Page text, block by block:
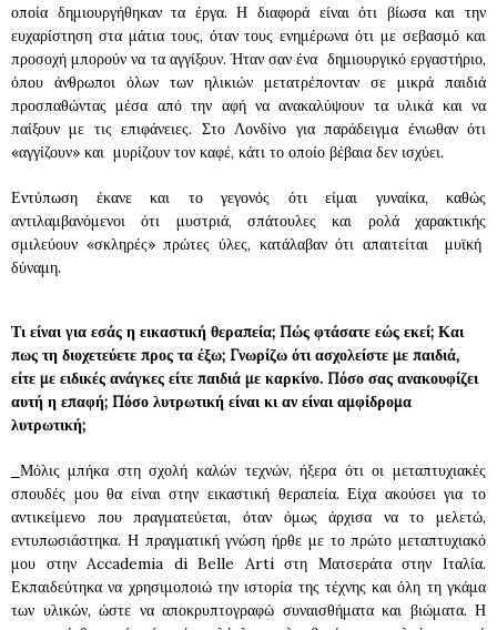
οποία δημιουργήθηκαν τα έργα. Η διαφορά είναι ότι βίωσα και την
ευχαρίστηση στα μάτια τους, όταν τους ενημέρωνα ότι με σεβασμό και
προσοχή μπορούν να τα αγγίξουν. Ήταν σαν ένα δημιουργικό εργαστήριο,
όπου άνθρωποι όλων των ηλικιών μετατρέπονταν σε μικρά παιδιά
προσπαθώντας μέσα από την αφή να ανακαλύψουν τα υλικά και να
παίξουν με τις επιφάνειες. Στο Λονδίνο για παράδειγμα ένιωθαν ότι
«αγγίζουν» και μυρίζουν τον καφέ, κάτι το οποίο βέβαια δεν ισχύει.
Εντύπωση έκανε και το γεγονός ότι είμαι γυναίκα, καθώς
αντιλαμβανόμενοι ότι μυστριά, σπάτουλες και ρολά χαρακτικής
σμιλεύουν «σκληρές» πρώτες ύλες, κατάλαβαν ότι απαιτείται μυϊκή
δύναμη.
Τι είναι για εσάς η εικαστική θεραπεία; Πώς φτάσατε εώς εκεί; Και
πως τη διοχετεύετε προς τα έξω; Γνωρίζω ότι ασχολείστε με παιδιά,
είτε με ειδικές ανάγκες είτε παιδιά με καρκίνο. Πόσο σας ανακουφίζει
αυτή η επαφή; Πόσο λυτρωτική είναι κι αν είναι αμφίδρομα
λυτρωτική;
Μόλις μπήκα στη σχολή καλών τεχνών, ήξερα ότι οι μεταπτυχιακές
σπουδές μου θα είναι στην εικαστική θεραπεία. Είχα ακούσει για το
αντικείμενο που πραγματεύεται, όταν όμως άρχισα να το μελετώ,
εντυπωσιάστηκα. Η πραγματική γνώση ήρθε με το πρώτο μεταπτυχιακό
μου στην Accademia di Belle Arti στη Ματσεράτα στην Ιταλία.
Εκπαιδεύτηκα να χρησιμοποιώ την ιστορία της τέχνης και όλη τη γκάμα
των υλικών, ώστε να αποκρυπτογραφώ συναισθήματα και βιώματα. Η